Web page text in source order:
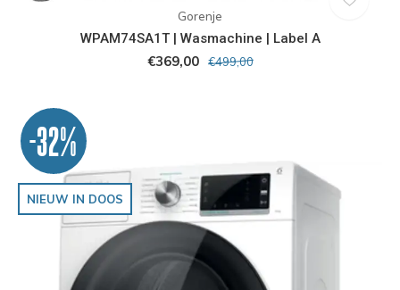
Gorenje
WPAM74SA1T | Wasmachine | Label A
€369,00 €499,00
-32%
NIEUW IN DOOS